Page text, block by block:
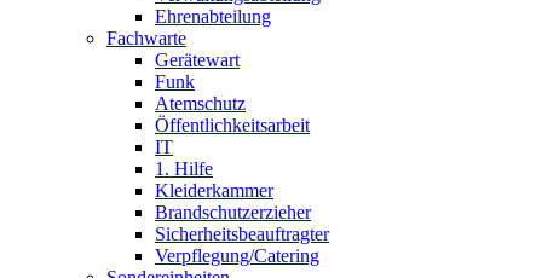
Ehrenabteilung
Fachwarte
Gerätewart
Funk
Atemschutz
Öffentlichkeitsarbeit
IT
1. Hilfe
Kleiderkammer
Brandschutzerzieher
Sicherheitsbeauftragter
Verpflegung/Catering